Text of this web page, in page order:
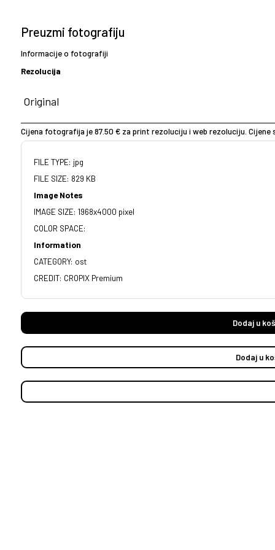
Preuzmi fotografiju
Informacije o fotografiji
Rezolucija
Cijena fotografija je 87.50 € za print rezoluciju i web rezoluciju. Cijene
FILE TYPE: jpg
FILE SIZE: 829 KB
Image Notes
IMAGE SIZE: 1968x4000 pixel
COLOR SPACE:
Information
CATEGORY: ost
CREDIT: CROPIX Premium
Dodaj u
Dodaj u